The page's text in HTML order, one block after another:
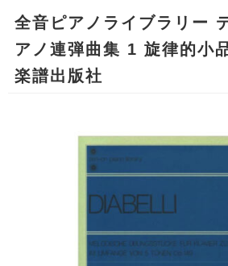
全音ピアノライブラリー
アノ連弾曲集 1 旋律的小
楽譜出版社